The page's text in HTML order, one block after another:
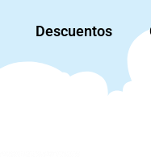
Descuentos